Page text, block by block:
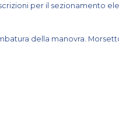
per il sezionamento
della manovra.